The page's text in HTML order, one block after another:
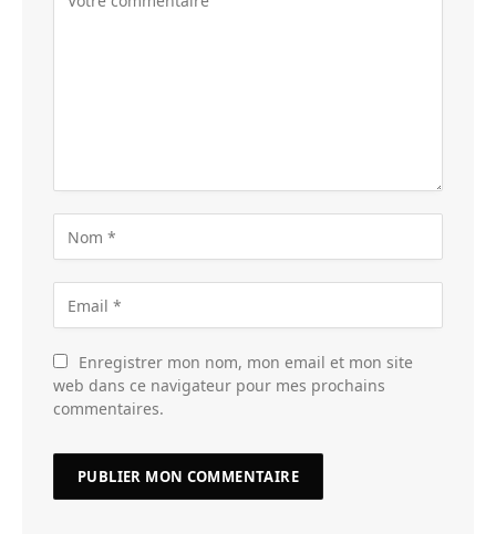
Enregistrer mon nom, mon email et mon site
web dans ce navigateur pour mes prochains
commentaires.